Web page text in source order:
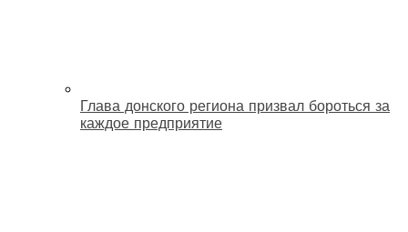
Глава донского региона призвал бороться за
каждое предприятие